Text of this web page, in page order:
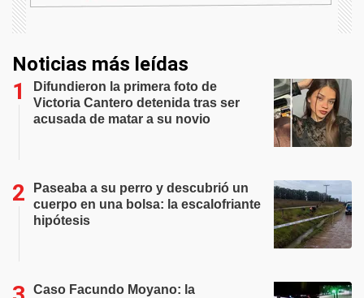
Noticias más leídas
Difundieron la primera foto de
Victoria Cantero detenida tras ser
acusada de matar a su novio
Paseaba a su perro y descubrió un
cuerpo en una bolsa: la escalofriante
hipótesis
Caso Facundo Moyano: la